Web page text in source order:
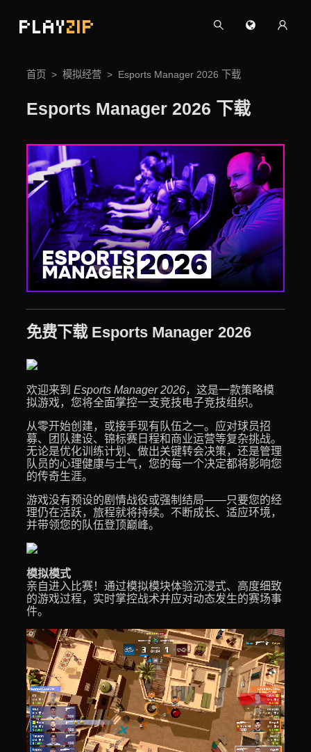
PLAYZIP
首页 模拟经营 Esports Manager 2026 下载
Esports Manager 2026 下载
免费下载 Esports Manager 2026
欢迎来到 Esports Manager 2026，这是一款策略模
拟游戏，您将全面掌控一支竞技电子竞技组织。
从零开始创建，或接手现有队伍之一。应对球员招
募、团队建设、锦标赛日程和商业运营等复杂挑战。
无论是优化训练计划、做出关键转会决策，还是管理
队员的心理健康与士气，您的每一个决定都将影响您
的传奇生涯。
游戏没有预设的剧情战役或强制结局——只要您的经
理仍在活跃，旅程就将持续。不断成长、适应环境，
并带领您的队伍登顶巅峰。
模拟模式
亲自进入比赛！通过模拟模块体验沉浸式、高度细致
的游戏过程，实时掌控战术并应对动态发生的赛场事
件。